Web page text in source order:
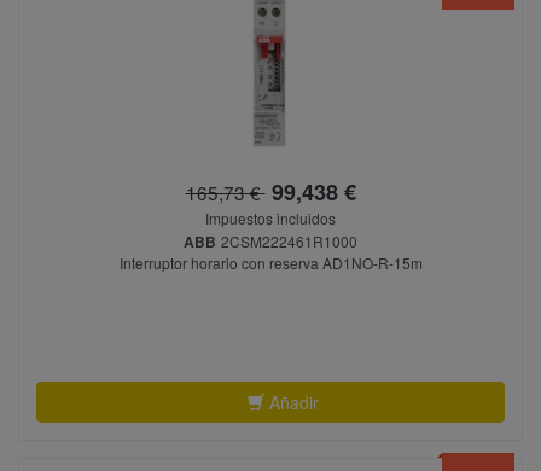
165,73 €99,438 €
Impuestos incluidos
ABB 2CSM222461R1000
Interruptor horario con reserva AD1NO-R-15m
Añadir